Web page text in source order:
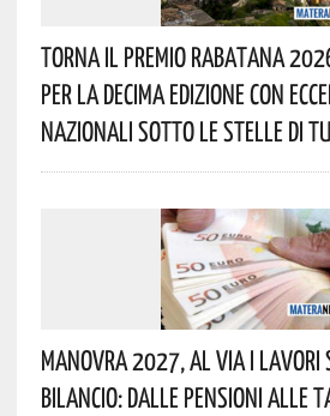
Torna Il Premio Rabatana
Per La Decima Edizione Con
Nazionali Sotto Le Stelle Di
Manovra 2027, Al Via I Lavori
Bilancio: Dalle Pensioni Alle